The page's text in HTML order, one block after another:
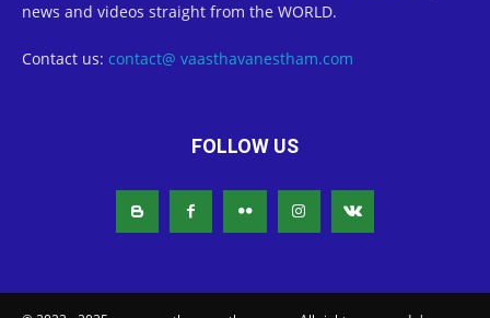
news and videos straight from the WORLD.
Contact us: contact@ vaasthavanestham.com
FOLLOW US